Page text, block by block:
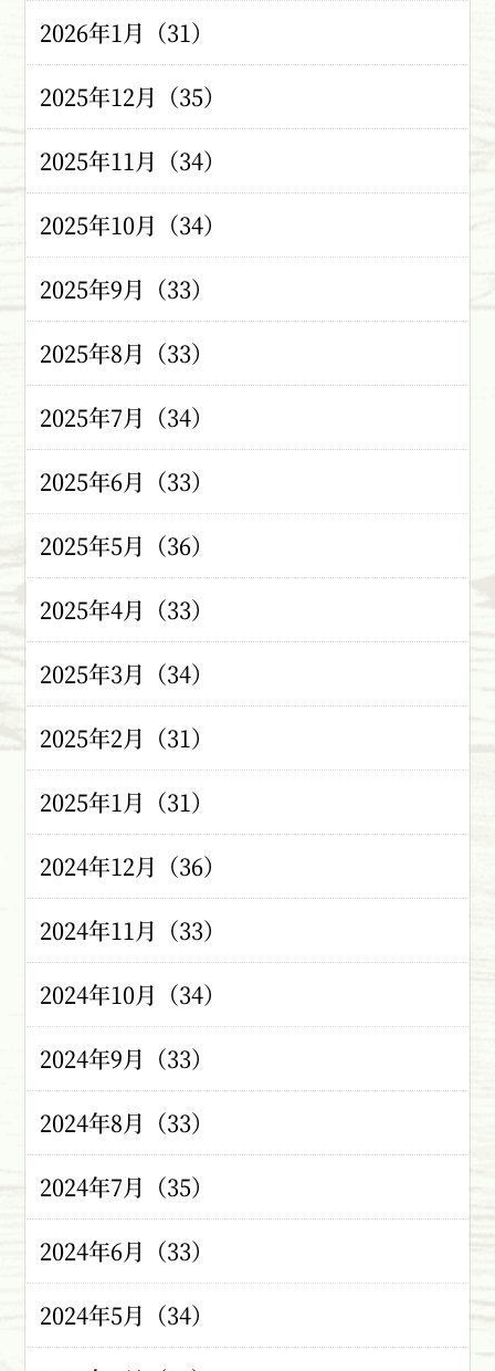
2026年1月（31）
2025年12月（35）
2025年11月（34）
2025年10月（34）
2025年9月（33）
2025年8月（33）
2025年7月（34）
2025年6月（33）
2025年5月（36）
2025年4月（33）
2025年3月（34）
2025年2月（31）
2025年1月（31）
2024年12月（36）
2024年11月（33）
2024年10月（34）
2024年9月（33）
2024年8月（33）
2024年7月（35）
2024年6月（33）
2024年5月（34）